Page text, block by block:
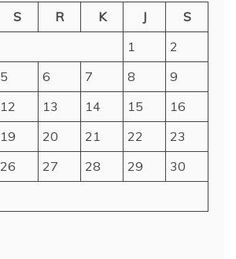
S R K J
S
1
2
5 6 7 8
9
12 13 14 15
16
19 20 21 22
23
26 27 28 29
30